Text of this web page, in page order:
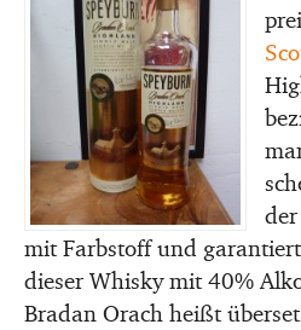
mit Farbstoff und
dieser Whisky mit 40%
Bradan Orach heißt